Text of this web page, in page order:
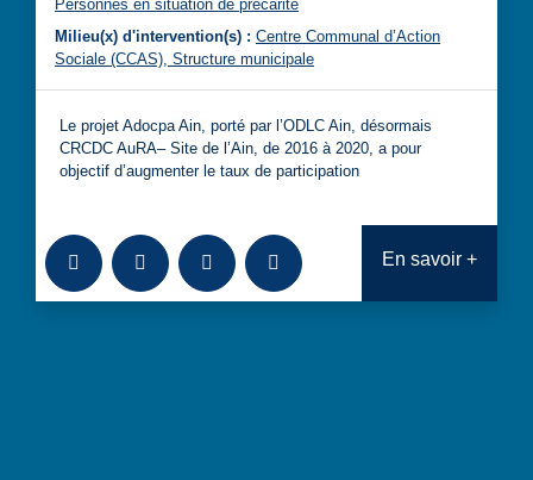
Personnes en situation de précarité
Milieu(x) d'intervention(s) : Centre Communal d’Action
Sociale (CCAS), Structure municipale
Le projet Adocpa Ain, porté par l’ODLC Ain, désormais
CRCDC AuRA– Site de l’Ain, de 2016 à 2020, a pour
objectif d’augmenter le taux de participation
Ajouter à la bibliothèque
TéléchargerConsulterAnalyses transversales :
En savoir +